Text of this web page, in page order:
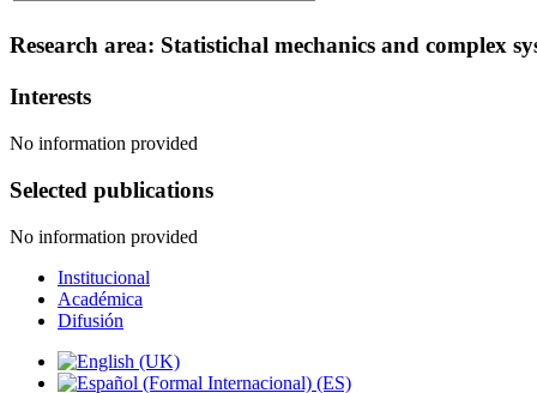
Research area: Statistichal mechanics and complex
Interests
No information provided
Selected publications
No information provided
Institucional
Académica
Difusión